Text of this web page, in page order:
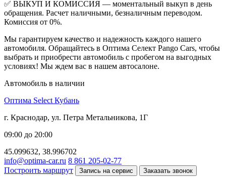
✅ ВЫКУП И КОМИССИЯ — моментальный выкуп в день
обращения. Расчет наличными, безналичным переводом.
Комиссия от 0%.
Мы гарантируем качество и надежность каждого нашего
автомобиля. Обращайтесь в Оптима Селект Pango Cars, чтобы
выбрать и приобрести автомобиль с пробегом на выгодных
условиях! Мы ждем вас в нашем автосалоне.
Автомобиль в наличии
Оптима Select Кубань
г. Краснодар, ул. Петра Метальникова, 1Г
09:00 до 20:00
45.099632, 38.996702
info@optima-car.ru 8 861 205-02-77
Построить маршрут
Запись на сервис Заказать звонок